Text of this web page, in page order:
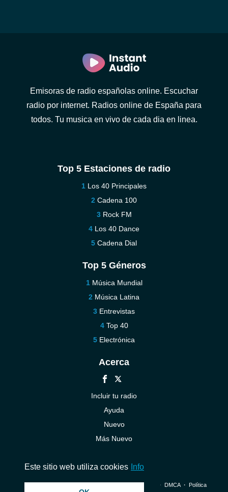
Emisoras de radio españolas online. Escuchar
radio por internet. Radios online de España para
todos. Tu musica en vivo de cada dia en linea.
Top 5 Estaciones de radio
Los 40 Principales
Cadena 100
Rock FM
Los 40 Dance
Cadena Dial
Top 5 Géneros
Música Mundial
Música Latina
Entrevistas
Top 40
Electrónica
Acerca
Incluir tu radio
Ayuda
Nuevo
Más Nuevo
© 2026 InstantAudio. Reservados todos los derechos. ・ DMCA・ Política
Este sitio web utiliza cookies Info